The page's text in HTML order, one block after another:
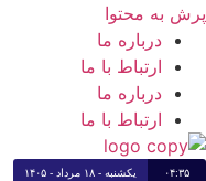
پرش به محتوا
درباره ما
ارتباط با ما
درباره ما
ارتباط با ما
۰۴:۳۵ یکشنبه - ۱۸ مرداد - ۱۴۰۵